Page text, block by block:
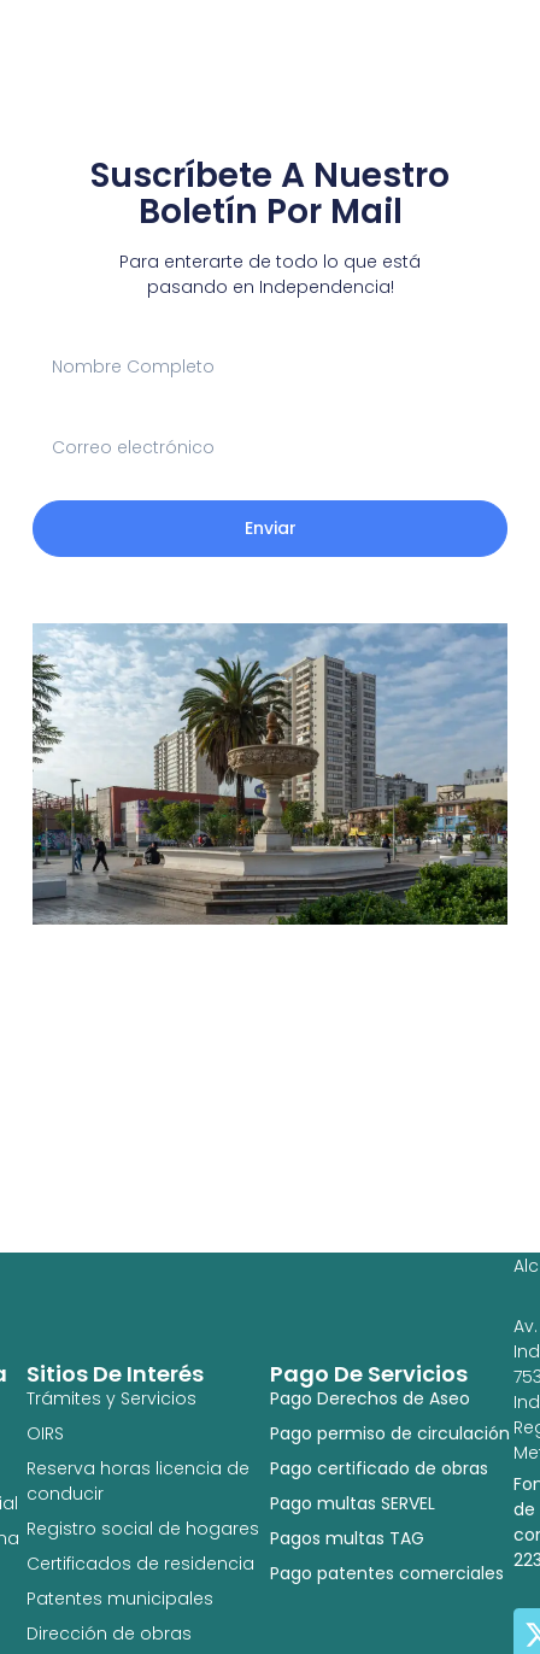
Suscríbete A Nuestro
Boletín Por Mail
Para enterarte de todo lo que está
pasando en Independencia!
Enviar
Pago De Servicios
Pago Derechos de Aseo
Pago permiso de circulación
Pago certificado de obras
Pago multas SERVEL
Pagos multas TAG
Pago patentes comerciales
Sitios De Interés
Trámites y Servicios
OIRS
Reserva horas licencia de
conducir
Registro social de hogares
Certificados de residencia
Patentes municipales
Dirección de obras
Av.
de